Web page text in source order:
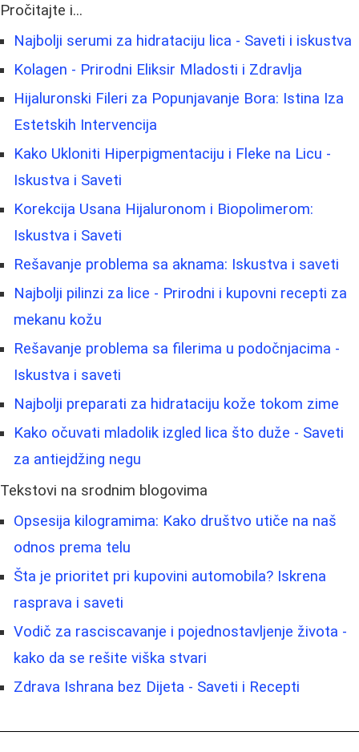
Pročitajte i...
Najbolji serumi za hidrataciju lica - Saveti i iskustva
Kolagen - Prirodni Eliksir Mladosti i Zdravlja
Hijaluronski Fileri za Popunjavanje Bora: Istina Iza
Estetskih Intervencija
Kako Ukloniti Hiperpigmentaciju i Fleke na Licu -
Iskustva i Saveti
Korekcija Usana Hijaluronom i Biopolimerom:
Iskustva i Saveti
Rešavanje problema sa aknama: Iskustva i saveti
Najbolji pilinzi za lice - Prirodni i kupovni recepti za
mekanu kožu
Rešavanje problema sa filerima u podočnjacima -
Iskustva i saveti
Najbolji preparati za hidrataciju kože tokom zime
Kako očuvati mladolik izgled lica što duže - Saveti
za antiejdžing negu
Tekstovi na srodnim blogovima
Opsesija kilogramima: Kako društvo utiče na naš
odnos prema telu
Šta je prioritet pri kupovini automobila? Iskrena
rasprava i saveti
Vodič za rasciscavanje i pojednostavljenje života -
kako da se rešite viška stvari
Zdrava Ishrana bez Dijeta - Saveti i Recepti